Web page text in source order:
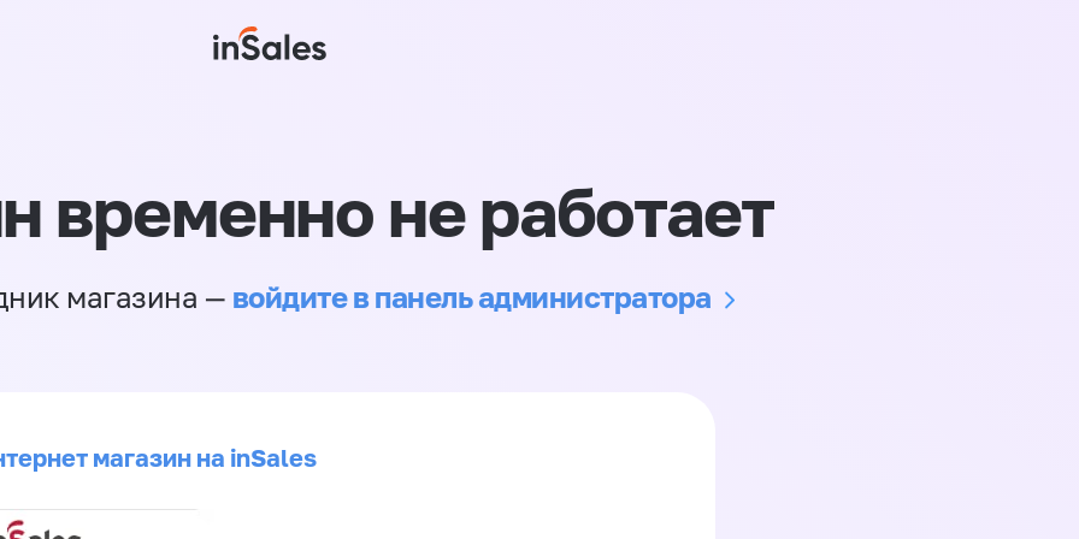
временно не работает
магазина — войдите в панель администратора
магазин на inSales